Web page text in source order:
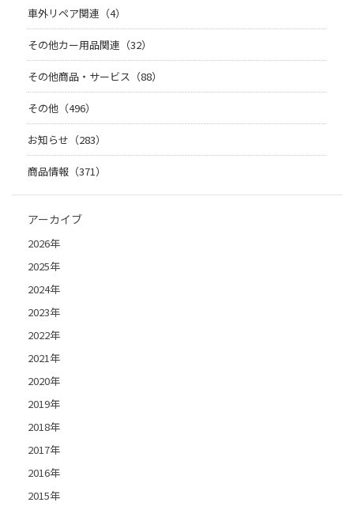
車外リペア関連（4）
その他カー用品関連（32）
その他商品・サービス（88）
その他（496）
お知らせ（283）
商品情報（371）
アーカイブ
2026年
2025年
2024年
2023年
2022年
2021年
2020年
2019年
2018年
2017年
2016年
2015年